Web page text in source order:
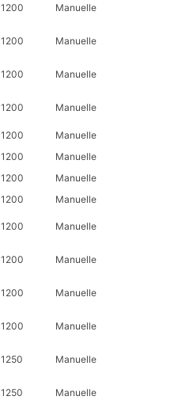
1200 Manuelle
1200 Manuelle
1200 Manuelle
1200 Manuelle
1200
Manuelle
1200
Manuelle
1200
Manuelle
1200 Manuelle
1200 Manuelle
1200 Manuelle
1200 Manuelle
1200 Manuelle
1250 Manuelle
1250 Manuelle